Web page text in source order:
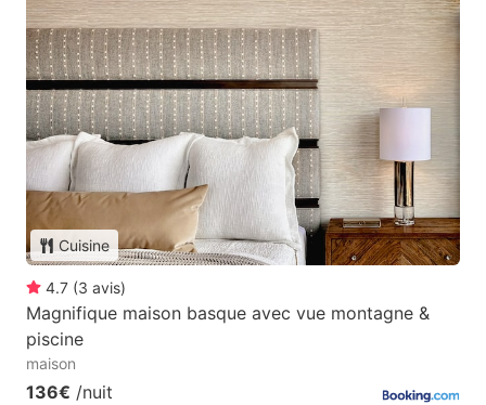
Cuisine
4.7 (3 avis)
Magnifique maison basque avec vue montagne &
piscine
maison
136€ /nuit